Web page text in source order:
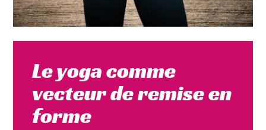
Le yoga comme
vecteur de remise en
forme